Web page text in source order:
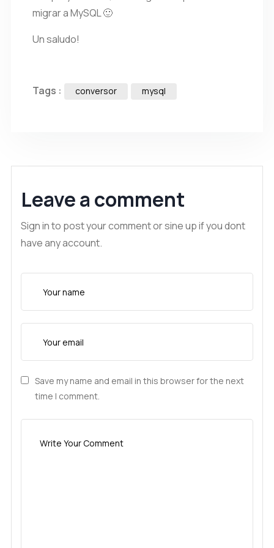
migrar a MySQL 🙂
Un saludo!
Tags : conversor mysql
Leave a comment
Sign in to post your comment or sine up if you dont
have any account.
Save my name and email in this browser for the next
time I comment.